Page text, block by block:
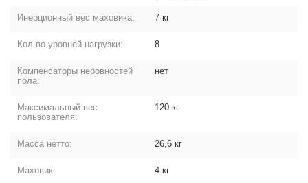
Инерционный вес маховика: 7 кг
Кол-во уровней нагрузки: 8
Компенсаторы неровностей
пола:
нет
Максимальный вес
пользователя:
120 кг
Масса нетто: 26,6 кг
Маховик: 4 кг